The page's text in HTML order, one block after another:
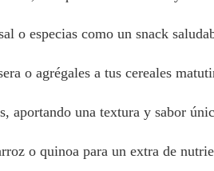
o especias como un snack
o agrégales a tus cereales
aportando una textura y sabor
o quinoa para un extra de